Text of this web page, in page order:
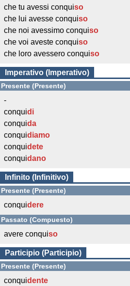
che tu avessi conquiso
che lui avesse conquiso
che noi avessimo conquiso
che voi aveste conquiso
che loro avessero conquiso
Imperativo (Imperativo)
Presente (Presente)
-
conquidi
conquida
conquidiamo
conquidete
conquidano
Infinito (Infinitivo)
Presente (Presente)
conquidere
Passato (Compuesto)
avere conquiso
Participio (Participio)
Presente (Presente)
conquidente